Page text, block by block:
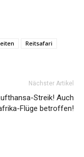
Reitsafari
Nächster Artikel
Streik! Auch
Flüge betroffen!